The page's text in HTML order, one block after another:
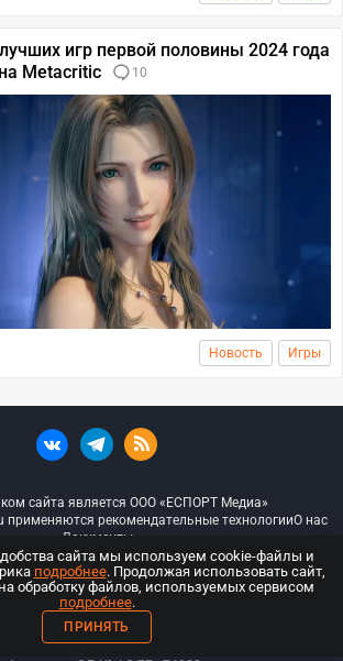
игр первой половины 2024 года
Metacritic
10
Новость Игры
сайта является ООО «ЕСПОРТ Медиа»
применяются рекомендательные технологииО нас
Документы
— Все права защищены
18+
Свидетельство о регистрации средств массовой
сайта мы используем cookie-файлы и
подробнее. Продолжая использовать сайт,
обработку файлов, используемых сервисом
подробнее.
ПРИНЯТЬ